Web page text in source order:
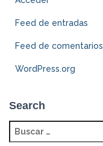
Feed de entradas
Feed de comentarios
WordPress.org
Search
u